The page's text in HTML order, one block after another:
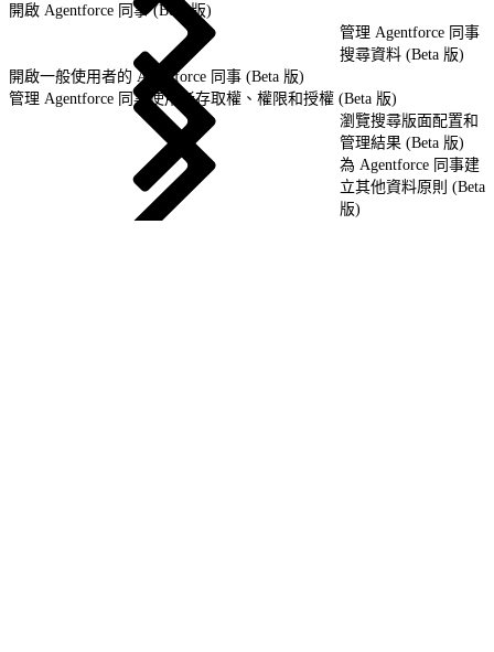
開啟 Agentforce 同事 (Beta 版)
管理 Agentforce 同事
搜尋資料 (Beta 版)
開啟一般使用者的 Agentforce 同事 (Beta 版)
管理 Agentforce 同事使用者存取權、權限和授權 (Beta 版)
瀏覽搜尋版面配置和
管理結果 (Beta 版)
為 Agentforce 同事建
立其他資料原則 (Beta
版)